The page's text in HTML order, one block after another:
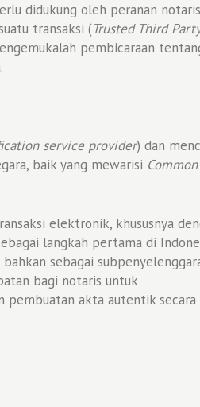
didukung oleh peranan
transaksi (Trusted Third
pembicaraan
service provider) dan
baik yang mewarisi
elektronik, khususnya
langkah pertama di
sebagai
bagi notaris untuk
pembuatan akta autentik secara